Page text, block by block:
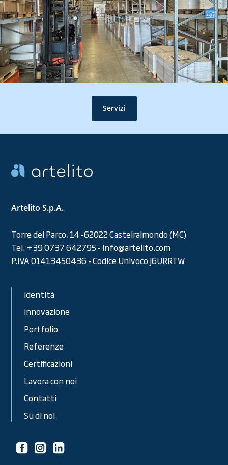
Servizi
Artelito S.p.A.
Torre del Parco, 14 -62022 Castelraimondo (MC)
Tel. +39 0737 642795 - info@artelito.com
P.IVA 01413450436 - Codice Univoco J6URRTW
Identità
Innovazione
Portfolio
Referenze
Certificazioni
Lavora con noi
Contatti
Su di noi